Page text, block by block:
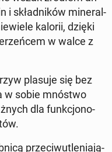
i skład­ni­ków mi­ne­ral­
kalorii, dzięki
w walce z
plasuje się bez
w sobie mnóstwo
dla funk­cjo­no­
prze­ciw­u­tle­nia­ją­